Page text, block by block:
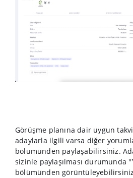
Görüşme planına dair uygun
adaylarla ilgili varsa diğer
bölümünden paylaşabilirsiniz.
sizinle paylaşılması durumunda ''
bölümünden